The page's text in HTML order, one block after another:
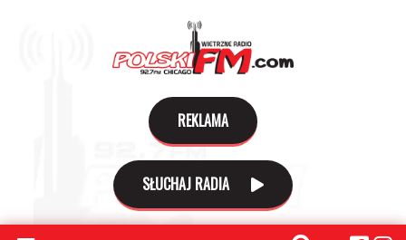
REKLAMA
SŁUCHAJ RADIA